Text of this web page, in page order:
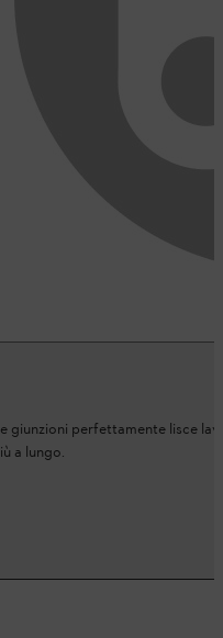
giunzioni perfettamente lisce
a lungo.